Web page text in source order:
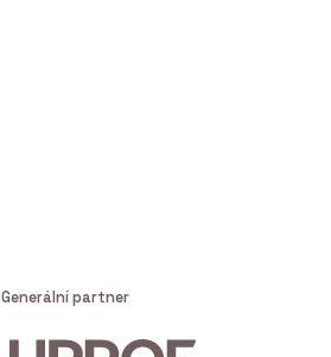
Generální partner